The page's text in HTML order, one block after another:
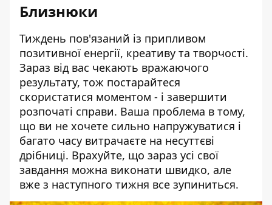
Близнюки
Тиждень пов'язаний із припливом
позитивної енергії, креативу та творчості.
Зараз від вас чекають вражаючого
результату, тож постарайтеся
скористатися моментом - і завершити
розпочаті справи. Ваша проблема в тому,
що ви не хочете сильно напружуватися і
багато часу витрачаєте на несуттєві
дрібниці. Врахуйте, що зараз усі свої
завдання можна виконати швидко, але
вже з наступного тижня все зупиниться.